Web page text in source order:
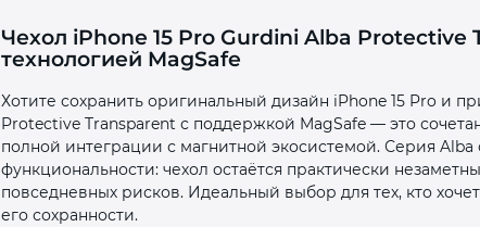
Чехол iPhone 15 Pro Gurdini Alba
технологией MagSafe
Хотите сохранить оригинальный дизайн iPhone 15 Pro и
Protective Transparent с поддержкой MagSafe — это
полной интеграции с магнитной экосистемой. Серия
функциональности: чехол остаётся практически
повседневных рисков. Идеальный выбор для тех, кто
его сохранности.
недели
8 800